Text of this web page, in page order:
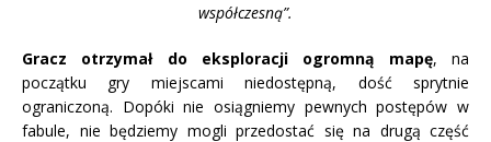
współczesną”.
Gracz otrzymał do eksploracji ogromną mapę, na
początku gry miejscami niedostępną, dość sprytnie
ograniczoną. Dopóki nie osiągniemy pewnych postępów w
fabule, nie będziemy mogli przedostać się na drugą część